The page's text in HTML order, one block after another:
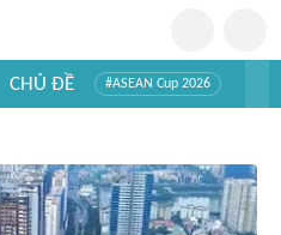
CHỦ ĐỀ #ASEAN Cup 2026